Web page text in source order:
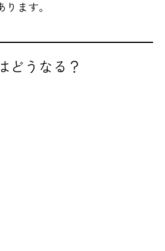
ます。
どうなる？